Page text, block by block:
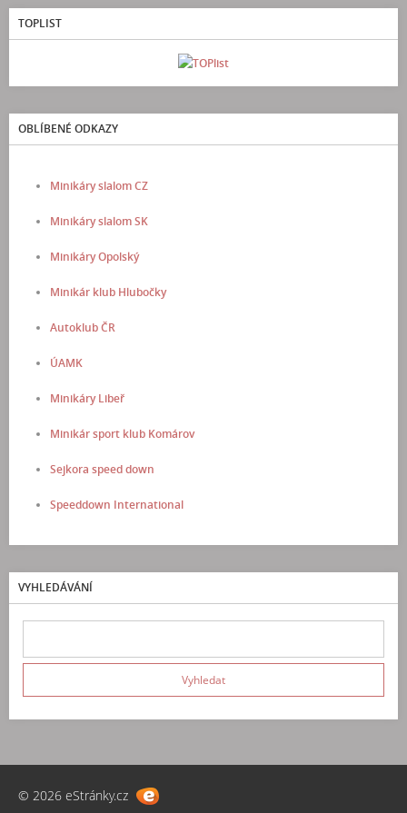
TOPLIST
OBLÍBENÉ ODKAZY
Minikáry slalom CZ
Minikáry slalom SK
Minikáry Opolský
Minikár klub Hlubočky
Autoklub ČR
ÚAMK
Minikáry Libeř
Minikár sport klub Komárov
Sejkora speed down
Speeddown International
VYHLEDÁVÁNÍ
© 2026 eStránky.cz